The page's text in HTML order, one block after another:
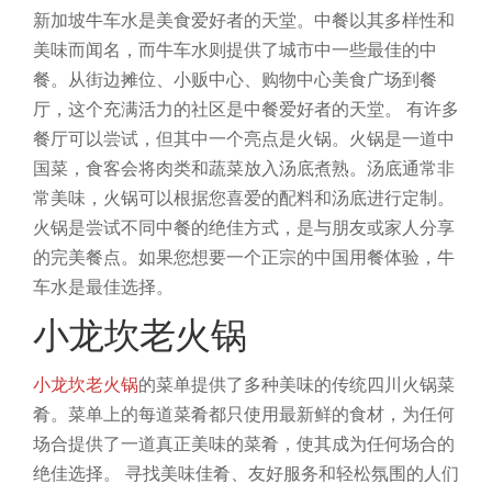
新加坡牛车水是美食爱好者的天堂。中餐以其多样性和
美味而闻名，而牛车水则提供了城市中一些最佳的中
餐。从街边摊位、小贩中心、购物中心美食广场到餐
厅，这个充满活力的社区是中餐爱好者的天堂。
有许多
餐厅可以尝试，但其中一个亮点是火锅。火锅是一道中
国菜，食客会将肉类和蔬菜放入汤底煮熟。汤底通常非
常美味，火锅可以根据您喜爱的配料和汤底进行定制。
火锅是尝试不同中餐的绝佳方式，是与朋友或家人分享
的完美餐点。如果您想要一个正宗的中国用餐体验，牛
车水是最佳选择。
小龙坎老火锅
小龙坎老火锅的菜单提供了多种美味的传统四川火锅菜
肴。菜单上的每道菜肴都只使用最新鲜的食材，为任何
场合提供了一道真正美味的菜肴，使其成为任何场合的
绝佳选择。
寻找美味佳肴、友好服务和轻松氛围的人们